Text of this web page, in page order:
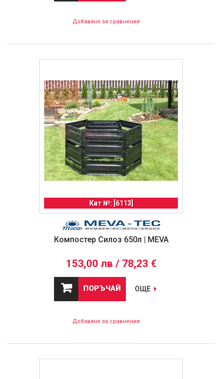
Добавяне за сравнение
Кат №: [6113]
Компостер Силоз 650л | MEVA
153,00 лв / 78,23 €
ПОРЪЧАЙ ОЩЕ
Добавяне за сравнение